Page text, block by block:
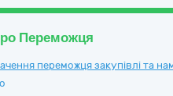
Переможця
переможця закупівлі та